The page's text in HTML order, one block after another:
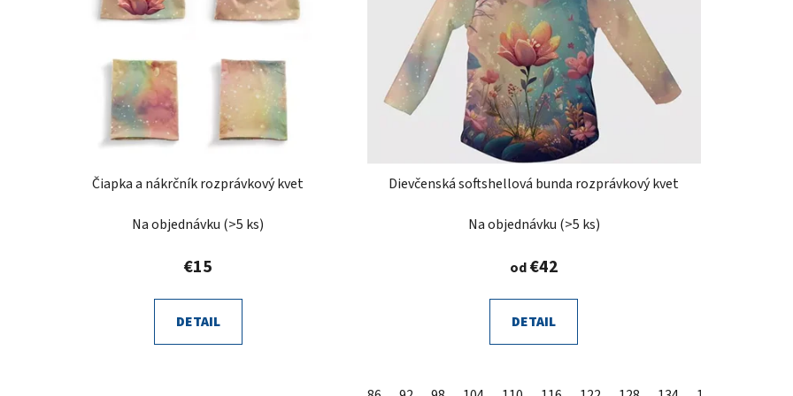
Čiapka a nákrčník rozprávkový kvet
Na objednávku (>5 ks)
€15
DETAIL
Dievčenská softshellová bunda rozprávkový kvet
Na objednávku (>5 ks)
od€42
DETAIL